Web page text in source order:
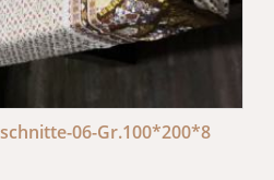
06-Gr.100*200*8